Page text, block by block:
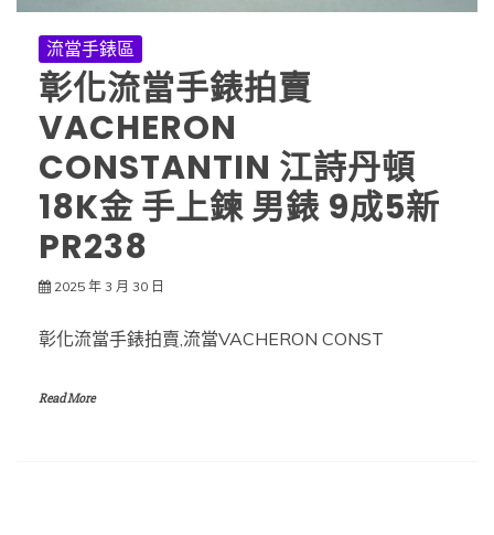
流當手錶區
彰化流當手錶拍賣
VACHERON
CONSTANTIN 江詩丹頓
18K金 手上鍊 男錶 9成5新
PR238
2025 年 3 月 30 日
彰化流當手錶拍賣,流當VACHERON CONST
Read More